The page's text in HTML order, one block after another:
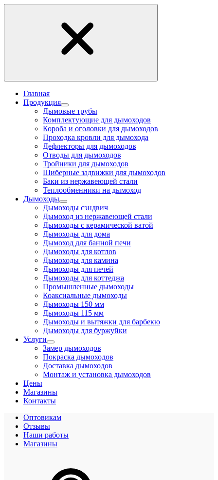
Главная
Продукция
Дымовые трубы
Комплектующие для дымоходов
Короба и оголовки для дымоходов
Проходка кровли для дымохода
Дефлекторы для дымоходов
Отводы для дымоходов
Тройники для дымоходов
Шиберные задвижки для дымоходов
Баки из нержавеющей стали
Теплообменники на дымоход
Дымоходы
Дымоходы сэндвич
Дымоход из нержавеющей стали
Дымоходы с керамической ватой
Дымоходы для дома
Дымоход для банной печи
Дымоходы для котлов
Дымоходы для камина
Дымоходы для печей
Дымоходы для коттеджа
Промышленные дымоходы
Коаксиальные дымоходы
Дымоходы 150 мм
Дымоходы 115 мм
Дымоходы и вытяжки для барбекю
Дымоходы для буржуйки
Услуги
Замер дымоходов
Покраска дымоходов
Доставка дымоходов
Монтаж и установка дымоходов
Цены
Магазины
Контакты
Оптовикам
Отзывы
Наши работы
Магазины